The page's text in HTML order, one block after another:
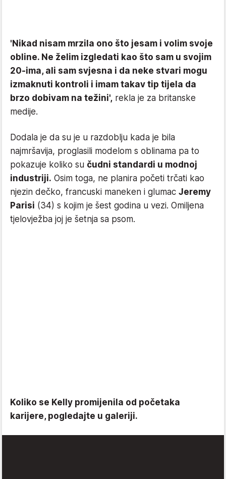
'Nikad nisam mrzila ono što jesam i volim svoje
obline. Ne želim izgledati kao što sam u svojim
20-ima, ali sam svjesna i da neke stvari mogu
izmaknuti kontroli i imam takav tip tijela da
brzo dobivam na težini', rekla je za britanske
medije.
Dodala je da su je u razdoblju kada je bila
najmršavija, proglasili modelom s oblinama pa to
pokazuje koliko su čudni standardi u modnoj
industriji. Osim toga, ne planira početi trčati kao
njezin dečko, francuski maneken i glumac Jeremy
Parisi (34) s kojim je šest godina u vezi. Omiljena
tjelovježba joj je šetnja sa psom.
Koliko se Kelly promijenila od početaka
karijere, pogledajte u galeriji.